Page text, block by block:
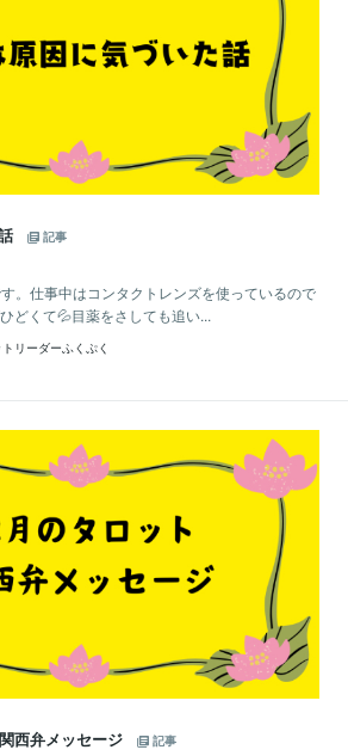
記事
。仕事中はコンタクトレンズを使っているので
どくて💦目薬をさしても追い...
リーダーふくぷく
西弁メッセージ
記事